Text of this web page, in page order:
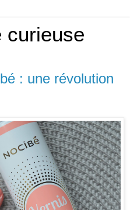
curieuse
: une révolution